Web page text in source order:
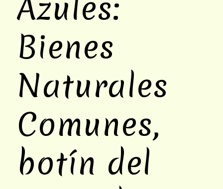
Azules:
Bienes
Naturales
Comunes,
botín del